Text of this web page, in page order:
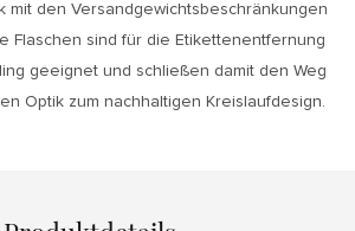
mit den Versandgewichtsbeschränkungen
Flaschen sind für die Etikettenentfernung
geeignet und schließen damit den Weg
Optik zum nachhaltigen Kreislaufdesign.